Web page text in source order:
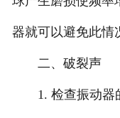
器就可以避免此情
二、破裂声
1. 检查振动器的